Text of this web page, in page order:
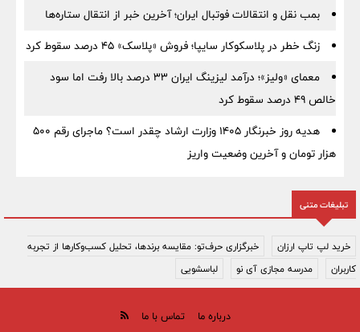
بمب نقل‌ و انتقالات فوتبال ایران؛ آخرین خبر از انتقال ستاره‌ها
زنگ خطر در پلاسکوکار سایپا؛ فروش «پلاسک» ۴۵ درصد سقوط کرد
معمای «ولیز»؛ درآمد لیزینگ ایران ۳۳ درصد بالا رفت اما سود
خالص ۴۹ درصد سقوط کرد
هدیه روز خبرنگار ۱۴۰۵ وزارت ارشاد چقدر است؟ ماجرای رقم ۵۰۰
هزار تومان و آخرین وضعیت واریز
تبلیغات متنی
خرید لپ تاپ ارزان
خبرگزاری حرف‌تو: مقایسه برندها، تحلیل کسب‌وکارها از تجربه
کاربران
مدرسه مجازی آی نو لباسشویی
درباره ما
تماس با ما